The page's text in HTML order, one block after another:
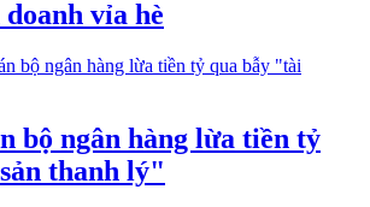
vỉa hè
bộ ngân hàng lừa tiền tỷ
thanh lý"